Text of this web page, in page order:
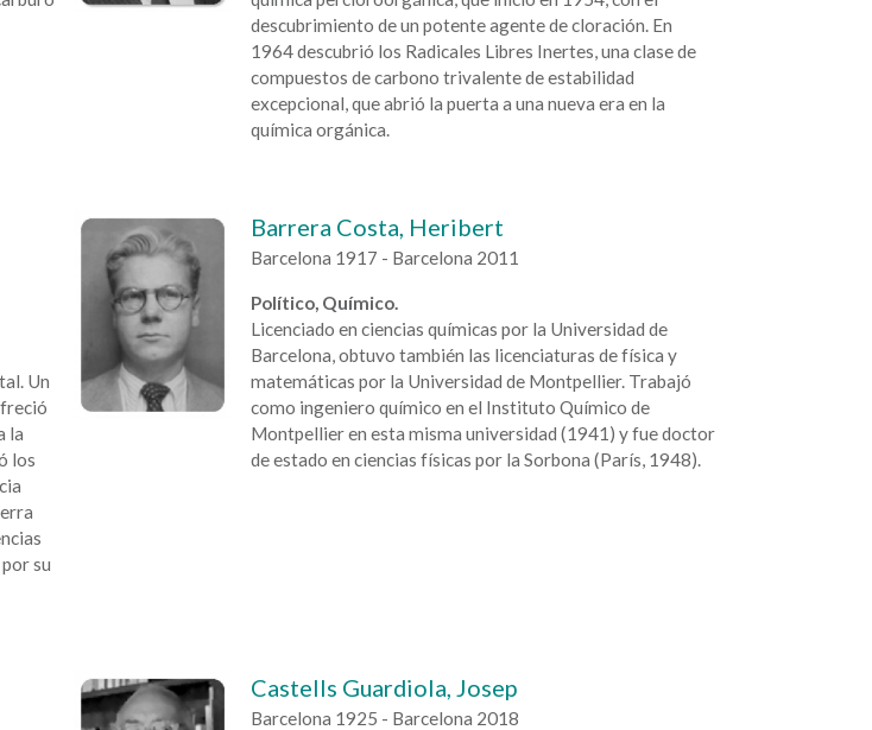
descubrimiento de un potente agente de cloración. En
1964 descubrió los Radicales Libres Inertes, una clase de
compuestos de carbono trivalente de estabilidad
excepcional, que abrió la puerta a una nueva era en la
química orgánica.
Un
la
los
su
Barrera Costa, Heribert
Barcelona 1917 - Barcelona 2011
Político, Químico.
Licenciado en ciencias químicas por la Universidad de
Barcelona, obtuvo también las licenciaturas de física y
matemáticas por la Universidad de Montpellier. Trabajó
como ingeniero químico en el Instituto Químico de
Montpellier en esta misma universidad (1941) y fue doctor
de estado en ciencias físicas por la Sorbona (París, 1948).
Castells Guardiola, Josep
Barcelona 1925 - Barcelona 2018